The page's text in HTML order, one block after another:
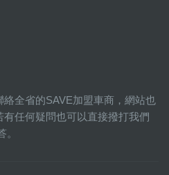
全省的SAVE加盟車商，網站也
任何疑問也可以直接撥打我們